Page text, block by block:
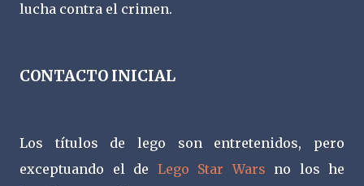
lucha contra el crimen.
CONTACTO INICIAL
Los títulos de lego son entretenidos, pero
exceptuando el de Lego Star Wars no los he